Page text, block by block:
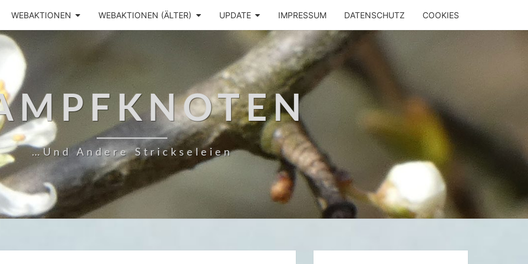
WEBAKTIONEN WEBAKTIONEN (ÄLTER) UPDATE IMPRESSUM DATENSCHUTZ COOKIES
…und Andere Strickseleien